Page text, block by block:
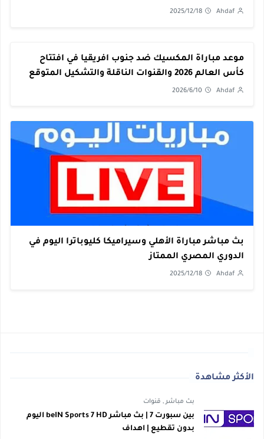
Ahdaf
2025/12/18
موعد مباراة المكسيك ضد جنوب افريقيا في افتتاح
كأس العالم 2026 والقنوات الناقلة والتشكيل المتوقع
Ahdaf
2026/6/10
بث مباشر مباراة الأهلي وسيراميكا كليوباترا اليوم في
الدوري المصري الممتاز
Ahdaf
2025/12/18
الأكثر مشاهدة
بث مباشر , قنوات
بين سبورت 7 | بث مباشر beIN Sports 7 HD اليوم
بدون تقطيع | اهداف